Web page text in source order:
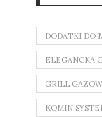
DODATKI DO
ELEGANCKA
GRILL
KOMIN